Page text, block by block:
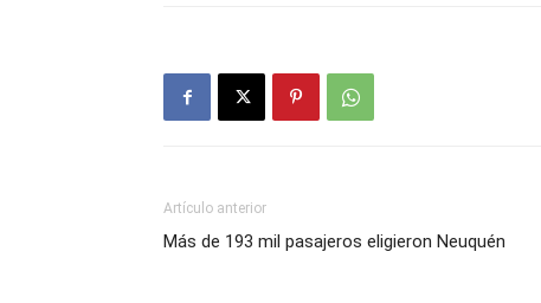
Artículo anterior
Más de 193 mil pasajeros eligieron Neuquén